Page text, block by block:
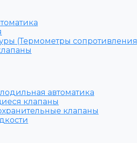
(Термометры
автоматика
клапаны
клапаны